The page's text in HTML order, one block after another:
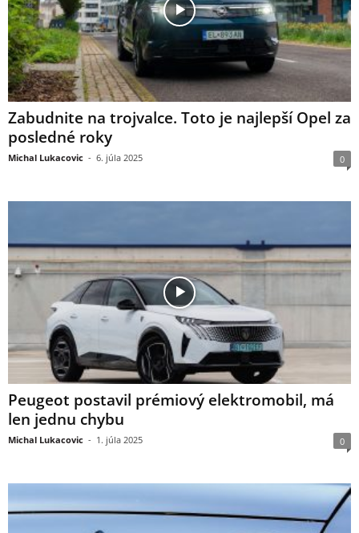
Zabudnite na trojvalce. Toto je najlepší Opel za
posledné roky
Michal Lukacovic - 6. júla 2025 0
Peugeot postavil prémiový elektromobil, má
len jednu chybu
Michal Lukacovic - 1. júla 2025 0